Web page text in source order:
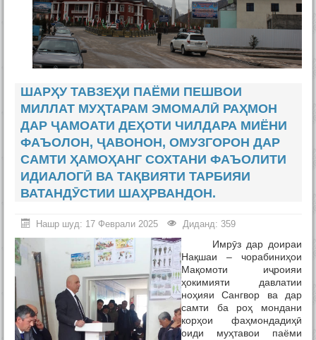
ШАРҲУ ТАВЗЕҲИ ПАЁМИ ПЕШВОИ
МИЛЛАТ МУҲТАРАМ ЭМОМАЛӢ РАҲМОН
ДАР ҶАМОАТИ ДЕҲОТИ ЧИЛДАРА МИЁНИ
ФАЪОЛОН, ҶАВОНОН, ОМУЗГОРОН ДАР
САМТИ ҲАМОҲАНГ СОХТАНИ ФАЪОЛИТИ
ИДИАЛОГӢ ВА ТАҚВИЯТИ ТАРБИЯИ
ВАТАНДӮСТИИ ШАҲРВАНДОН.
Нашр шуд: 17 Феврали 2025 Диданд: 359
Имрӯз дар доираи
Нақшаи – чорабиниҳои
Мақомоти иҷроияи
ҳокимияти давлатии
ноҳияи Сангвор ва дар
самти ба роҳ мондани
корҳои фаҳмондадиҳӣ
оиди муҳтавои паёми